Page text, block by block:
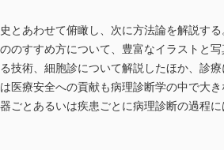
とあわせて俯瞰し、次に方法論を解説す
のすすめ方について、豊富なイラストと
技術、細胞診について解説したほか、診
医療安全への貢献も病理診断学の中で大
ごとあるいは疾患ごとに病理診断の過程